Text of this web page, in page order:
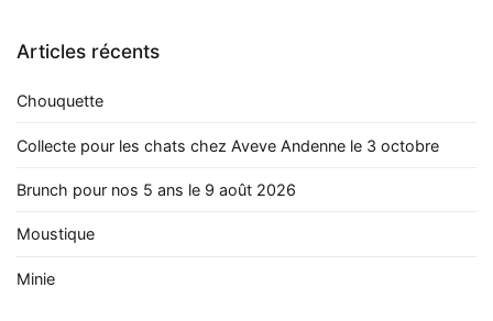
Articles récents
Chouquette
Collecte pour les chats chez Aveve Andenne le 3 octobre
Brunch pour nos 5 ans le 9 août 2026
Moustique
Minie